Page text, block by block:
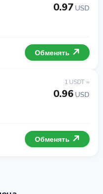
0.97 USD
Обменять
1 USDT =
0.96 USD
Обменять